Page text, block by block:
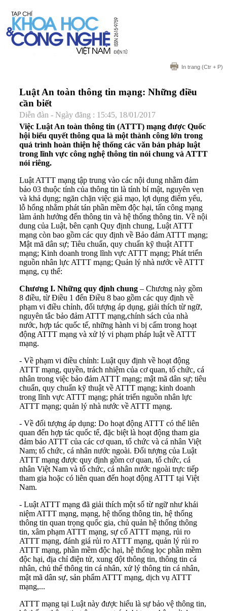
In trang (Ctr + P)
Luật An toàn thông tin mạng: Những điều
cần biết
Diễn đàn - Ngày đăng : 15:45, 18/01/2017
Việc Luật An toàn thông tin (ATTT) mạng được Quốc
hội biểu quyết thông qua là một thành công lớn trong
quá trình hoàn thiện hệ thống các văn bản pháp luật
trong lĩnh vực công nghệ thông tin nói chung và ATTT
nói riêng.
Luật ATTT mạng tập trung vào các nội dung nhằm đảm
bảo 03 thuộc tính của thông tin là tính bí mật, nguyên vẹn
và khả dụng; ngăn chặn việc giả mạo, lợi dụng điểm yếu,
lỗ hổng nhằm phát tán phần mềm độc hại, tấn công mạng
làm ảnh hưởng đến thông tin và hệ thống thông tin. Về nội
dung của Luật, bên cạnh Quy định chung, Luật ATTT
mạng còn bao gồm các quy định về Bảo đảm ATTT mạng;
Mật mã dân sự; Tiêu chuẩn, quy chuẩn kỹ thuật ATTT
mạng; Kinh doanh trong lĩnh vực ATTT mạng; Phát triển
nguồn nhân lực ATTT mạng; Quản lý nhà nước về ATTT
mạng, cụ thể:
Chương I. Những quy định chung – Chương này gồm
8 điều, từ Điều 1 đến Điều 8 bao gồm các quy định về
phạm vi điều chỉnh, đối tượng áp dụng, giải thích từ ngữ,
nguyên tắc bảo đảm ATTT mạng,chính sách của nhà
nước, hợp tác quốc tế, những hành vi bị cấm trong hoạt
động ATTT mạng và xử lý vi phạm pháp luật về ATTT
mạng.
- Về phạm vi điều chỉnh: Luật quy định về hoạt động
ATTT mạng, quyền, trách nhiệm của cơ quan, tổ chức, cá
nhân trong việc bảo đảm ATTT mạng; mật mã dân sự; tiêu
chuẩn, quy chuẩn kỹ thuật về ATTT mạng; kinh doanh
trong lĩnh vực ATTT mạng; phát triển nguồn nhân lực
ATTT mạng; quản lý nhà nước về ATTT mạng.
- Về đối tượng áp dụng: Do hoạt động ATTT có thể liên
quan đến hợp tác quốc tế, đặc biệt là hoạt động tham gia
đảm bảo ATTT của các cơ quan, tổ chức và cá nhân Việt
Nam; tổ chức, cá nhân nước ngoài. Đối tượng của Luật
ATTT mạng được quy định gồm cơ quan, tổ chức, cá
nhân Việt Nam và tổ chức, cá nhân nước ngoài trực tiếp
tham gia hoặc có liên quan đến hoạt động ATTT tại Việt
Nam.
- Luật ATTT mạng đã giải thích một số từ ngữ như khái
niệm ATTT mạng, mạng, hệ thống thông tin, hệ thống
thông tin quan trọng quốc gia, chủ quản hệ thống thông
tin, xâm phạm ATTT mạng, sự cố ATTT mạng, rủi ro
ATTT mạng, đánh giá rủi ro ATTT mạng, quản lý rủi ro
ATTT mạng, phần mềm độc hại, hệ thống lọc phần mềm
độc hại, địa chỉ điện tử, xung đột thông tin, thông tin cá
nhân, chủ thể thông tin cá nhân, xử lý thông tin cá nhân,
mật mã dân sự, sản phẩm ATTT mạng, dịch vụ ATTT
mạng,...
ATTT mạng tại Luật này được hiểu là sự bảo vệ thông tin,